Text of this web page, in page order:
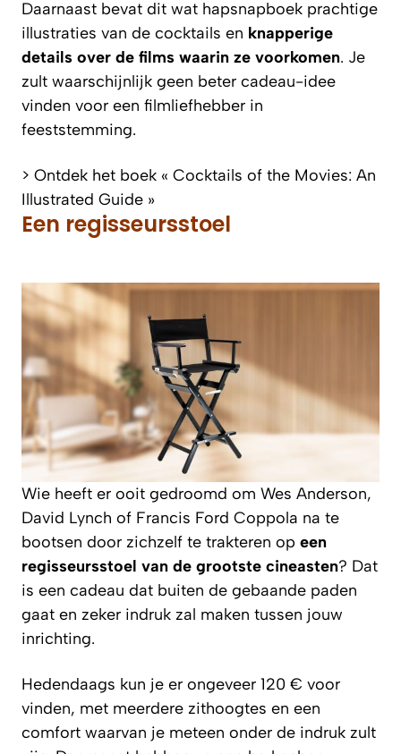
Daarnaast bevat dit wat hapsnapboek prachtige
illustraties van de cocktails en knapperige
details over de films waarin ze voorkomen. Je
zult waarschijnlijk geen beter cadeau-idee
vinden voor een filmliefhebber in
feeststemming.
> Ontdek het boek « Cocktails of the Movies: An
Illustrated Guide »
Een regisseursstoel
Wie heeft er ooit gedroomd om Wes Anderson,
David Lynch of Francis Ford Coppola na te
bootsen door zichzelf te trakteren op een
regisseursstoel van de grootste cineasten? Dat
is een cadeau dat buiten de gebaande paden
gaat en zeker indruk zal maken tussen jouw
inrichting.
Hedendaags kun je er ongeveer 120 € voor
vinden, met meerdere zithoogtes en een
comfort waarvan je meteen onder de indruk zult